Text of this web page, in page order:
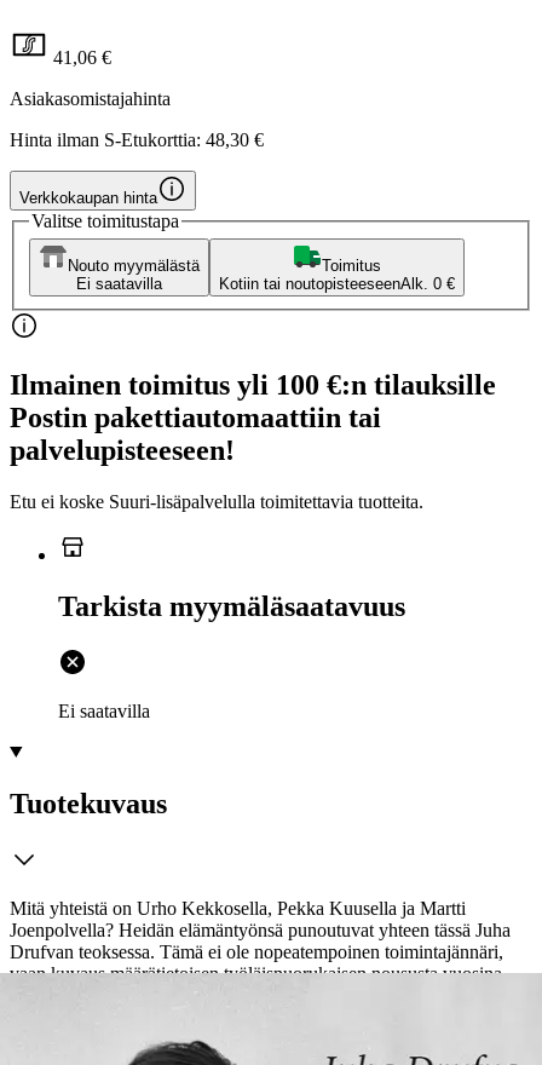
41,06 €
Asiakasomistajahinta
Hinta ilman S-Etukorttia: 48,30 €
Verkkokaupan hinta
Valitse toimitustapa
Nouto myymälästä
Ei saatavilla
Toimitus
Kotiin tai noutopisteeseenAlk. 0 €
Ilmainen toimitus yli 100 €:n tilauksille
Postin pakettiautomaattiin tai
palvelupisteeseen!
Etu ei koske Suuri‑lisäpalvelulla toimitettavia tuotteita.
Tarkista myymäläsaatavuus
Ei saatavilla
Tuotekuvaus
Mitä yhteistä on Urho Kekkosella, Pekka Kuusella ja Martti
Joenpolvella? Heidän elämäntyönsä punoutuvat yhteen tässä Juha
Drufvan teoksessa. Tämä ei ole nopeatempoinen toimintajännäri,
vaan kuvaus määrätietoisen työläisnuorukaisen noususta vuosina
1956-82 Suomen Tsehoviksi kutsutuksi romaanikirjailijaksi ja
Nokialla asuneen Joenpolven kirjailijan vuodet osuivat tismalleen
yhteen toisen tasavallan, Urho Kekkosen presidenttikausien ja